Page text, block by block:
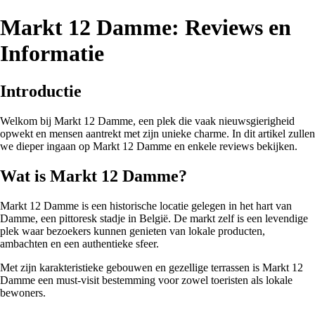
Markt 12 Damme: Reviews en
Informatie
Introductie
Welkom bij Markt 12 Damme, een plek die vaak nieuwsgierigheid
opwekt en mensen aantrekt met zijn unieke charme. In dit artikel zullen
we dieper ingaan op Markt 12 Damme en enkele reviews bekijken.
Wat is Markt 12 Damme?
Markt 12 Damme is een historische locatie gelegen in het hart van
Damme, een pittoresk stadje in België. De markt zelf is een levendige
plek waar bezoekers kunnen genieten van lokale producten,
ambachten en een authentieke sfeer.
Met zijn karakteristieke gebouwen en gezellige terrassen is Markt 12
Damme een must-visit bestemming voor zowel toeristen als lokale
bewoners.